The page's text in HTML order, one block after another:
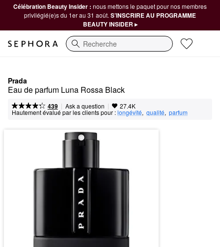
Célébration Beauty Insider : nous mettons le paquet pour nos membres
privilégié(e)s du 1er au 31 août. S’INSCRIRE AU PROGRAMME
BEAUTY INSIDER ▸
Recherche
Prada
Eau de parfum Luna Rossa Black
439 | Ask a question | 27.4K
Hautement évalué par les clients pour :longévité, qualité, parfum